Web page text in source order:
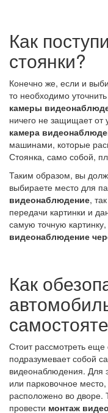
Как
стоянки?
Конечно же, если и
то необходимо
камеры
ничего не защищает от
камера
машинами, которые
Стоянка, само собой,
Таким образом, вы
выбираете место для
видеонаблюдение,
передачи картинки и
самую точную
видеонаблюдение
Как
Стоит рассмотреть
подразумевает собой
видеонаблюдения. Для
или парковочное
расположено во дворе.
провести монтаж